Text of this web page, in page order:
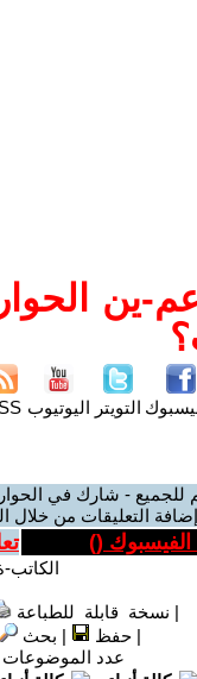
ين
التويتر اليوتيوب
للجميع - شارك في
التعليقات من خلال
الفيسبوك ()
| نسخة قابلة للطباعة
|حفظ | بحث
عدد الموضوعات